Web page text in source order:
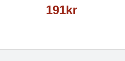
191kr